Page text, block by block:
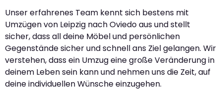
Unser erfahrenes Team kennt sich bestens mit
Umzügen von Leipzig nach Oviedo aus und stellt
sicher, dass all deine Möbel und persönlichen
Gegenstände sicher und schnell ans Ziel gelangen. Wir
verstehen, dass ein Umzug eine große Veränderung in
deinem Leben sein kann und nehmen uns die Zeit, auf
deine individuellen Wünsche einzugehen.